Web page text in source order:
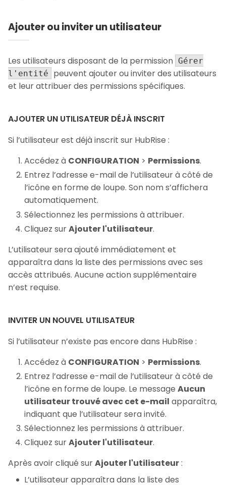
Ajouter ou inviter un utilisateur
Les utilisateurs disposant de la permission Gérer
l'entité
peuvent ajouter ou inviter des utilisateurs
et leur attribuer des permissions spécifiques.
AJOUTER UN UTILISATEUR DÉJÀ INSCRIT
Si l’utilisateur est déjà inscrit sur HubRise :
Accédez à CONFIGURATION > Permissions.
Entrez l’adresse e-mail de l’utilisateur à côté de
l’icône en forme de loupe. Son nom s’affichera
automatiquement.
Sélectionnez les permissions à attribuer.
Cliquez surAjouter l'utilisateur.
L’utilisateur sera ajouté immédiatement et
apparaîtra dans la liste des permissions avec ses
accès attribués. Aucune action supplémentaire
n’est requise.
INVITER UN NOUVEL UTILISATEUR
Si l’utilisateur n’existe pas encore dans HubRise :
Accédez à CONFIGURATION > Permissions.
Entrez l’adresse e-mail de l’utilisateur à côté de
l’icône en forme de loupe. Le message Aucun
utilisateur trouvé avec cet e-mail apparaîtra,
indiquant que l’utilisateur sera invité.
Sélectionnez les permissions à attribuer.
Cliquez surAjouter l'utilisateur.
Après avoir cliqué surAjouter l'utilisateur:
L’utilisateur apparaîtra dans la liste des